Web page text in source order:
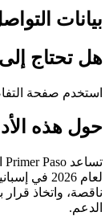
بيانات
هل تحتاج
استخدم صفحة
حول هذه
لعام 2026
ناقصة، واتخاذ
الدعم.